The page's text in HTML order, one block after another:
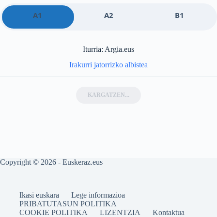
A1 A2 B1
Iturria: Argia.eus
Irakurri jatorrizko albistea
KARGATZEN...
Copyright © 2026 - Euskeraz.eus
Ikasi euskara
Lege informazioa
PRIBATUTASUN POLITIKA
COOKIE POLITIKA
LIZENTZIA Kontaktua